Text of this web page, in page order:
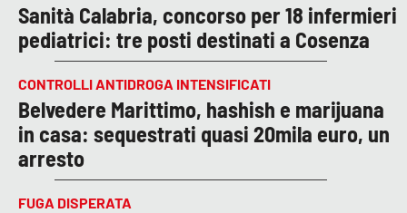
Sanità Calabria, concorso per 18 infermieri
pediatrici: tre posti destinati a Cosenza
CONTROLLI ANTIDROGA INTENSIFICATI
Belvedere Marittimo, hashish e marijuana
in casa: sequestrati quasi 20mila euro, un
arresto
FUGA DISPERATA